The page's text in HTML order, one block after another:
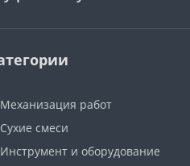
работ
смеси
и оборудование